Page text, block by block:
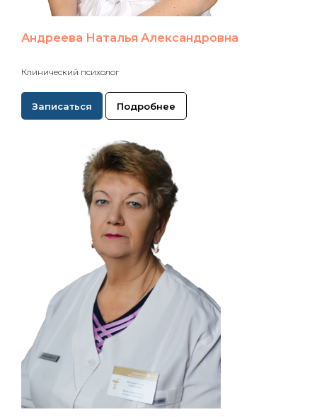
Андреева Наталья Александровна
Клинический психолог
Записаться Подробнее